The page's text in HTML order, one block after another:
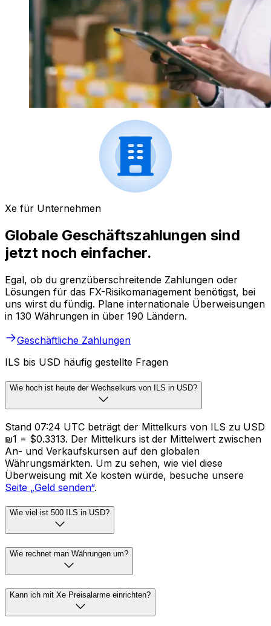
Xe für Unternehmen
Globale Geschäftszahlungen sind
jetzt noch einfacher.
Egal, ob du grenzüberschreitende Zahlungen oder
Lösungen für das FX-Risikomanagement benötigst, bei
uns wirst du fündig. Plane internationale Überweisungen
in 130 Währungen in über 190 Ländern.
Geschäftliche Zahlungen
ILS bis USD häufig gestellte Fragen
Wie hoch ist heute der Wechselkurs von ILS in USD?
Stand 07:24 UTC beträgt der Mittelkurs von ILS zu USD
₪1 = $0.3313. Der Mittelkurs ist der Mittelwert zwischen
An- und Verkaufskursen auf den globalen
Währungsmärkten. Um zu sehen, wie viel diese
Überweisung mit Xe kosten würde, besuche unsere
Seite „Geld senden“.
Wie viel ist 500 ILS in USD?
Wie rechnet man Währungen um?
Kann ich mit Xe Preisalarme einrichten?